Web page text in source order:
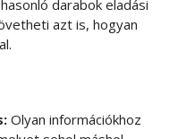
darabok eladási
azt is, hogyan
Olyan információkhoz